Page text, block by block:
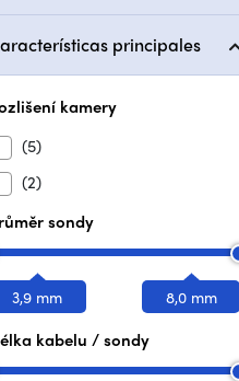
principales
kamery
(5)
(2)
sondy
3,9 mm 8,0 mm
kabelu / sondy